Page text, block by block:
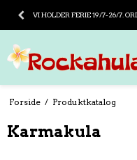
GRATIS FRAGT PÅ KØB OVER
Forside / Produktkatalog
Karmakula